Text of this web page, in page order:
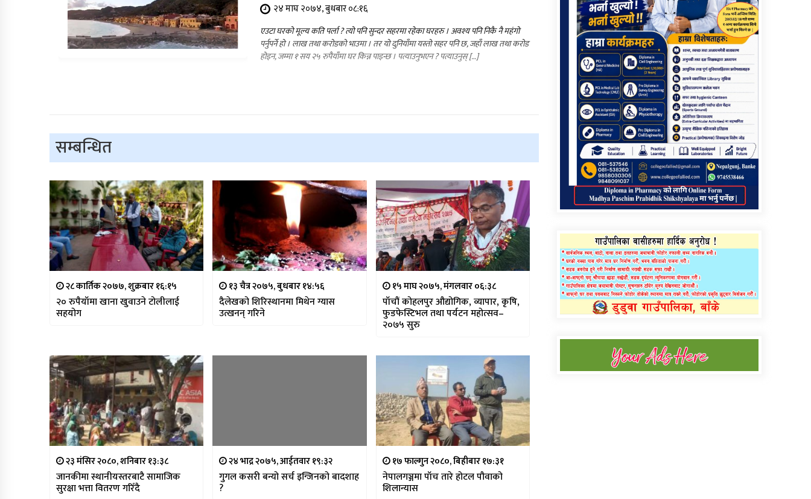
२४ माघ २०७४, बुधबार ०८:१६
एउटा घरको मूल्य कति पर्ला ? त्यो पनि सुन्दर सहरमा रहेका घरहरु । अवश्य पनि निकै नै महंगो
पर्नुपर्ने हो । लाख तथा करोडको भाउमा । तर यो दुनियाँमा यस्तो सहर पनि छ, जहाँ लाख तथा करोड
होइन, जम्मा १ सय २५ रुपैयाँमा घर किन्न पाइन्छ । पत्याउनुभएन ? पत्याउनुस् […]
सम्बन्धित
२८ कार्तिक २०७७, शुक्रबार १६:१५
२० रुपैयाँमा खाना खुवाउने टोलीलाई
सहयोग
१३ चैत्र २०७५, बुधबार १४:५६
दैलेखको शिरिस्थानमा मिथेन ग्यास
उत्खनन् गरिने
१५ माघ २०७५, मंगलवार ०६:३८
पाँचौं कोहलपुर औद्योगिक, व्यापार, कृषि,
फुडफेस्टिभल तथा पर्यटन महोत्सव–
२०७५ सुरु
२३ मंसिर २०८०, शनिबार १३:३८
जानकीमा स्थानीयस्तरबाटै सामाजिक
सुरक्षा भत्ता वितरण गरिँदै
२४ भाद्र २०७५, आईतवार १९:३२
गुगल कसरी बन्यो सर्च इन्जिनको बादशाह
?
१७ फाल्गुन २०८०, बिहीबार १७:३१
नेपालगञ्जमा पाँच तारे होटल पौवाको
शिलान्यास